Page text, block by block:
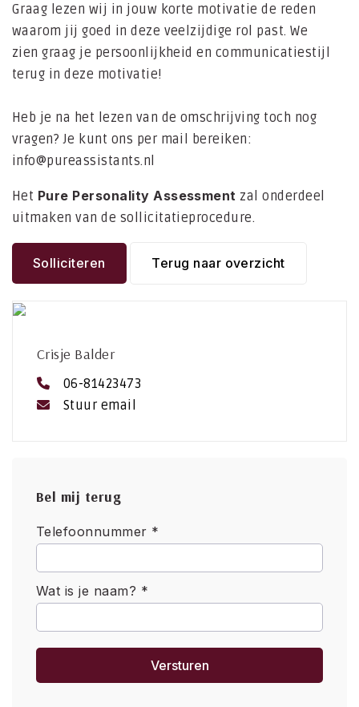
Graag lezen wij in jouw korte motivatie de reden
waarom jij goed in deze veelzijdige rol past. We
zien graag je persoonlijkheid en communicatiestijl
terug in deze motivatie!
Heb je na het lezen van de omschrijving toch nog
vragen? Je kunt ons per mail bereiken:
info@pureassistants.nl
Het Pure Personality Assessment zal onderdeel
uitmaken van de sollicitatieprocedure.
Solliciteren Terug naar overzicht
Crisje Balder
06-81423473
Stuur email
Bel mij terug
Telefoonnummer *
Wat is je naam? *
Versturen